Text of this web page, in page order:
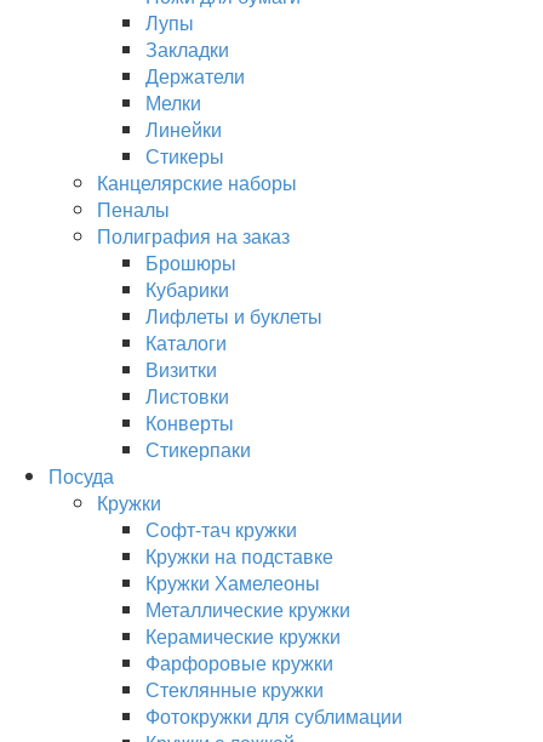
Лупы
Закладки
Держатели
Мелки
Линейки
Стикеры
Канцелярские наборы
Пеналы
Полиграфия на заказ
Брошюры
Кубарики
Лифлеты и буклеты
Каталоги
Визитки
Листовки
Конверты
Стикерпаки
Посуда
Кружки
Софт-тач кружки
Кружки на подставке
Кружки Хамелеоны
Металлические кружки
Керамические кружки
Фарфоровые кружки
Стеклянные кружки
Фотокружки для сублимации